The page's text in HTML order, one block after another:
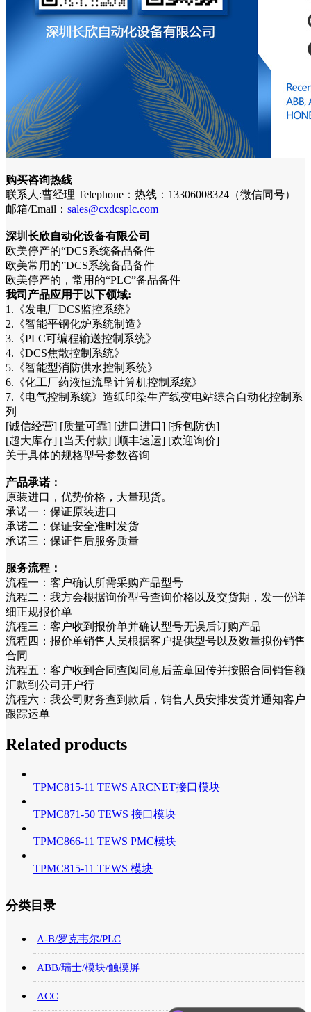
购买咨询热线
联系人:曹经理 Telephone：热线：13306008324（微信同号）
邮箱/Email： sales@cxdcsplc.com
深圳长欣自动化设备有限公司
欧美停产的“DCS系统备品备件
欧美常用的”DCS系统备品备件
欧美停产的，常用的“PLC”备品备件
我司产品应用于以下领域:
1.《发电厂DCS监控系统》
2.《智能平钢化炉系统制造》
3.《PLC可编程输送控制系统》
4.《DCS焦散控制系统》
5.《智能型消防供水控制系统》
6.《化工厂药液恒流垦计算机控制系统》
7.《电气控制系统》造纸印染生产线变电站综合自动化控制系
列
[诚信经营] [质量可靠] [进口进口] [拆包防伪]
[超大库存] [当天付款] [顺丰速运] [欢迎询价]
关于具体的规格型号参数咨询
产品承诺：
原装进口，优势价格，大量现货。
承诺一：保证原装进口
承诺二：保证安全准时发货
承诺三：保证售后服务质量
服务流程：
流程一：客户确认所需采购产品型号
流程二：我方会根据询价型号查询价格以及交货期，发一份详
细正规报价单
流程三：客户收到报价单并确认型号无误后订购产品
流程四：报价单销售人员根据客户提供型号以及数量拟份销售
合同
流程五：客户收到合同查阅同意后盖章回传并按照合同销售额
汇款到公司开户行
流程六：我公司财务查到款后，销售人员安排发货并通知客户
跟踪运单
Related products
TPMC815-11 TEWS ARCNET接口模块
TPMC871-50 TEWS 接口模块
TPMC866-11 TEWS PMC模块
TPMC815-11 TEWS 模块
分类目录
A-B/罗克韦尔/PLC
ABB/瑞士/模块/触摸屏
ACC